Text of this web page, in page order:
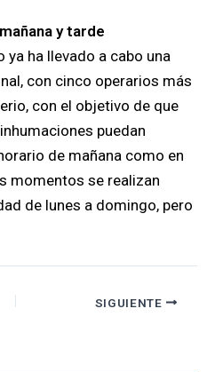
y tarde
ha llevado a cabo una
con cinco operarios más
con el objetivo de que
puedan
de mañana como en
momentos se realizan
de lunes a domingo, pero
SIGUIENTE